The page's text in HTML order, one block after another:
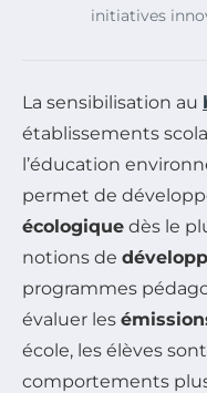
initiatives
La sensibilisation au
établissements
l’éducation
permet de
écologique dès le
notions de
programmes
évaluer les
école, les élèves
comportements